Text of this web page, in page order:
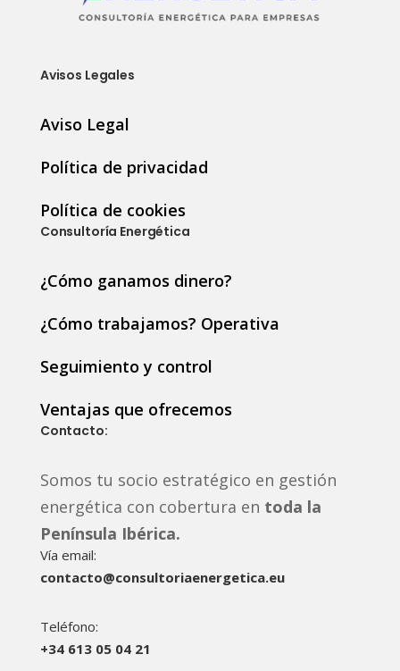
Avisos Legales
Aviso Legal
Política de privacidad
Política de cookies
Consultoría Energética
¿Cómo ganamos dinero?
¿Cómo trabajamos? Operativa
Seguimiento y control
Ventajas que ofrecemos
Contacto:
Somos tu socio estratégico en gestión
energética con cobertura en toda la
Península Ibérica.
Vía email:
contacto@consultoriaenergetica.eu
Teléfono:
+34 613 05 04 21
Asesor energético · Consultoría
Energética Europa
ASESORAMIENTO ENERGÉTICO PARA EMPRESAS
¿Quieres saber si estás pagando de
más?
Envíanos tus tres últimas facturas de luz o gas.